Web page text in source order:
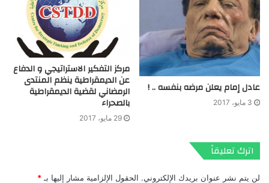
عادل إمام يعلن مرضه بنفسه .. !
3 مايو، 2017
مركز التفكير الاستراتيجي و الدفاع
عن الديمقراطية ينظم المنتدى
الرمضاني لقضية الديمقراطية
بالصحراء
29 مايو، 2017
اترك تعليقاً
لن يتم نشر عنوان بريدك الإلكتروني. الحقول الإلزامية مشار إليها بـ *